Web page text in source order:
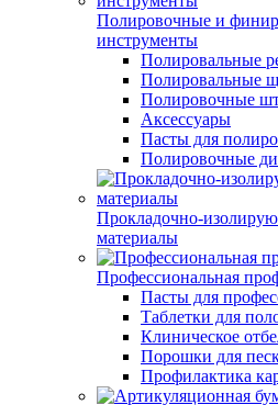
Полировочные и
инструменты
Полировальные
Полировальные
Полировочные
Аксессуары
Пасты для
Полировочные
Прокладочно-
материалы
Профессиональная
Пасты для
Таблетки для
Клиническое
Порошки для
Профилактика